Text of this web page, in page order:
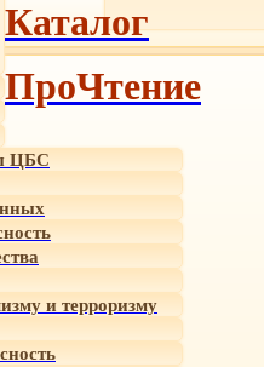
ЦБС
и терроризму
Каталог
ПроЧтение